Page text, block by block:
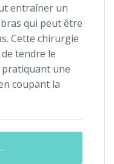
entraîner un
qui peut être
Cette chirurgie
tendre le
une
coupant la